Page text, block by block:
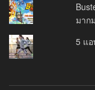
มาก
5 แ